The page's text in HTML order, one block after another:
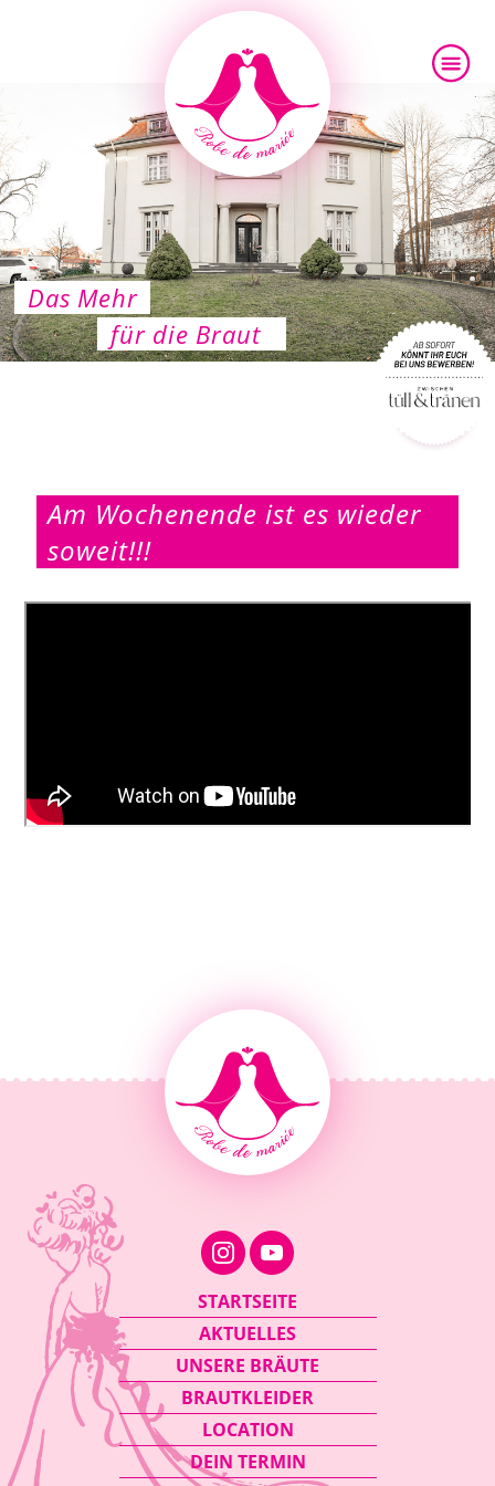
Das Mehr
für die Braut
Am Wochenende ist es wieder
soweit!!!
Navigation
überspringen
STARTSEITE
AKTUELLES
UNSERE BRÄUTE
BRAUTKLEIDER
LOCATION
DEIN TERMIN